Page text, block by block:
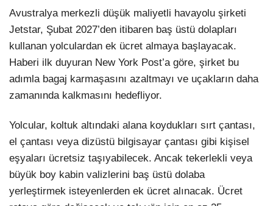
Avustralya merkezli düşük maliyetli havayolu şirketi
Jetstar, Şubat 2027’den itibaren baş üstü dolapları
kullanan yolculardan ek ücret almaya başlayacak.
Haberi ilk duyuran New York Post’a göre, şirket bu
adımla bagaj karmaşasını azaltmayı ve uçakların daha
zamanında kalkmasını hedefliyor.
Yolcular, koltuk altındaki alana koydukları sırt çantası,
el çantası veya dizüstü bilgisayar çantası gibi kişisel
eşyaları ücretsiz taşıyabilecek. Ancak tekerlekli veya
büyük boy kabin valizlerini baş üstü dolaba
yerleştirmek isteyenlerden ek ücret alınacak. Ücret